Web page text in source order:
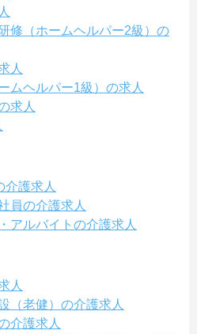
修（ホームヘルパー2級）の
人
ムヘルパー1級）の求人
求人
介護求人
員の介護求人
アルバイトの介護求人
人
（老健）の介護求人
介護求人